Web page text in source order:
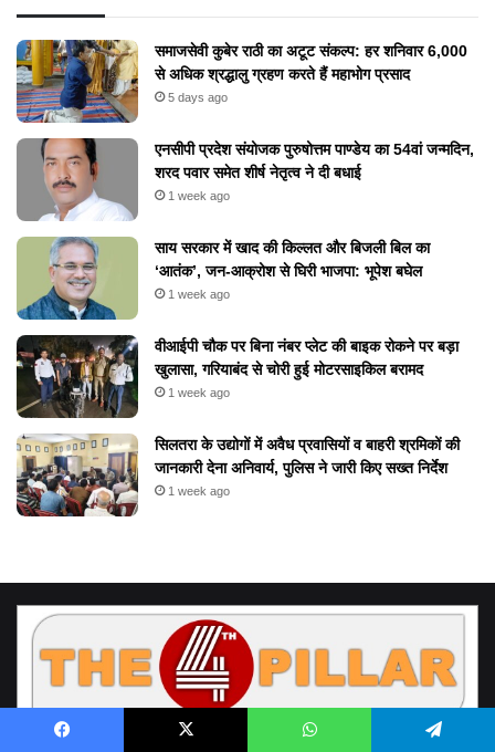
समाजसेवी कुबेर राठी का अटूट संकल्प: हर शनिवार 6,000
से अधिक श्रद्धालु ग्रहण करते हैं महाभोग प्रसाद
5 days ago
एनसीपी प्रदेश संयोजक पुरुषोत्तम पाण्डेय का 54वां जन्मदिन,
शरद पवार समेत शीर्ष नेतृत्व ने दी बधाई
1 week ago
​साय सरकार में खाद की किल्लत और बिजली बिल का
‘आतंक’, जन-आक्रोश से घिरी भाजपा: भूपेश बघेल
1 week ago
वीआईपी चौक पर बिना नंबर प्लेट की बाइक रोकने पर बड़ा
खुलासा, गरियाबंद से चोरी हुई मोटरसाइकिल बरामद
1 week ago
सिलतरा के उद्योगों में अवैध प्रवासियों व बाहरी श्रमिकों की
जानकारी देना अनिवार्य, पुलिस ने जारी किए सख्त निर्देश
1 week ago